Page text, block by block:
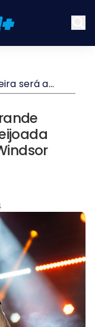
será a
da
da Rede
no Rio de